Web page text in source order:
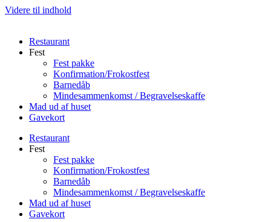
Videre til indhold
Restaurant
Fest
Fest pakke
Konfirmation/Frokostfest
Barnedåb
Mindesammenkomst / Begravelseskaffe
Mad ud af huset
Gavekort
Restaurant
Fest
Fest pakke
Konfirmation/Frokostfest
Barnedåb
Mindesammenkomst / Begravelseskaffe
Mad ud af huset
Gavekort